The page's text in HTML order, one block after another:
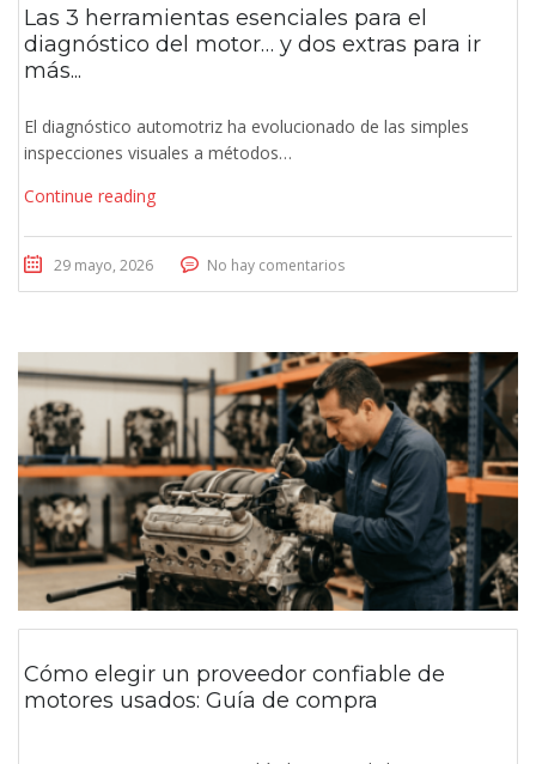
Las 3 herramientas esenciales para el
diagnóstico del motor… y dos extras para ir
más...
El diagnóstico automotriz ha evolucionado de las simples
inspecciones visuales a métodos…
Continue reading
29 mayo, 2026 No hay comentarios
Cómo elegir un proveedor confiable de
motores usados: Guía de compra